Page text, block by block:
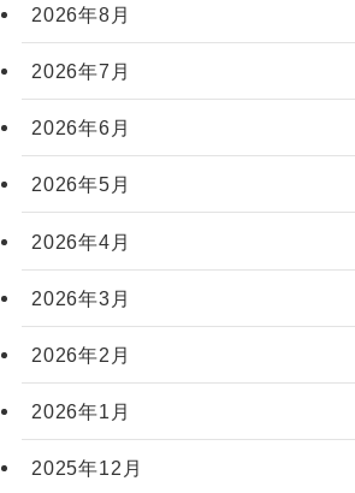
2026年8月
2026年7月
2026年6月
2026年5月
2026年4月
2026年3月
2026年2月
2026年1月
2025年12月